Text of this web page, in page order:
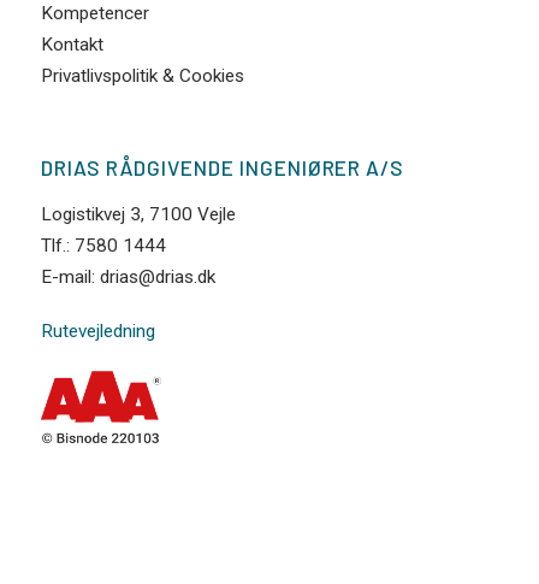
Kompetencer
Kontakt
Privatlivspolitik & Cookies
DRIAS RÅDGIVENDE INGENIØRER A/S
Logistikvej 3, 7100 Vejle
Tlf.: 7580 1444
E-mail: drias@drias.dk
Rutevejledning